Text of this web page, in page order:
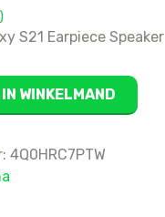
S21 Earpiece Speaker
IN WINKELMAND
4Q0HRC7PTW